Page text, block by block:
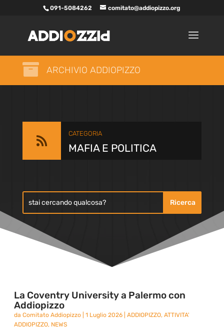
091-5084262 comitato@addiopizzo.org
 ARCHIVIO ADDIOPIZZO

CATEGORIA
MAFIA E POLITICA
La Coventry University a Palermo con
Addiopizzo
daComitato Addiopizzo |1 Luglio 2026 |ADDIOPIZZO,ATTIVITA'
ADDIOPIZZO, NEWS